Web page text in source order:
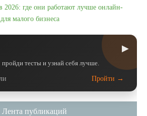
2026: где они работают лучше онлайн-
малого бизнеса
▶
тесты и узнай себя лучше.
Пройти →
Лента публикаций